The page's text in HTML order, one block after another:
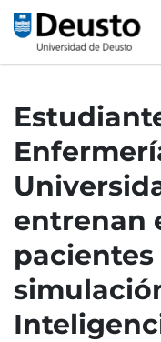
entrenan